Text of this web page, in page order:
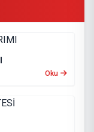
Oku